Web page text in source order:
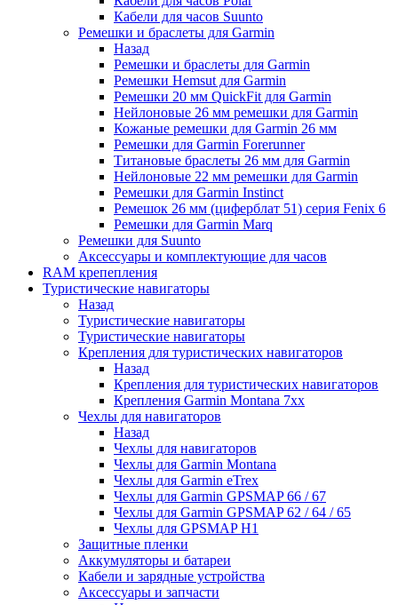
Кабели для часов Suunto
Ремешки и браслеты для Garmin
Назад
Ремешки и браслеты для Garmin
Ремешки Hemsut для Garmin
Ремешки 20 мм QuickFit для Garmin
Нейлоновые 26 мм ремешки для Garmin
Кожаные ремешки для Garmin 26 мм
Ремешки для Garmin Forerunner
Титановые браслеты 26 мм для Garmin
Нейлоновые 22 мм ремешки для Garmin
Ремешки для Garmin Instinct
Ремешок 26 мм (циферблат 51) серия Fenix 6
Ремешки для Garmin Marq
Ремешки для Suunto
Аксессуары и комплектующие для часов
RAM крепепления
Туристические навигаторы
Назад
Туристические навигаторы
Туристические навигаторы
Крепления для туристических навигаторов
Назад
Крепления для туристических навигаторов
Крепления Garmin Montana 7xx
Чехлы для навигаторов
Назад
Чехлы для навигаторов
Чехлы для Garmin Montana
Чехлы для Garmin eTrex
Чехлы для Garmin GPSMAP 66 / 67
Чехлы для Garmin GPSMAP 62 / 64 / 65
Чехлы для GPSMAP H1
Защитные пленки
Аккумуляторы и батареи
Кабели и зарядные устройства
Аксессуары и запчасти